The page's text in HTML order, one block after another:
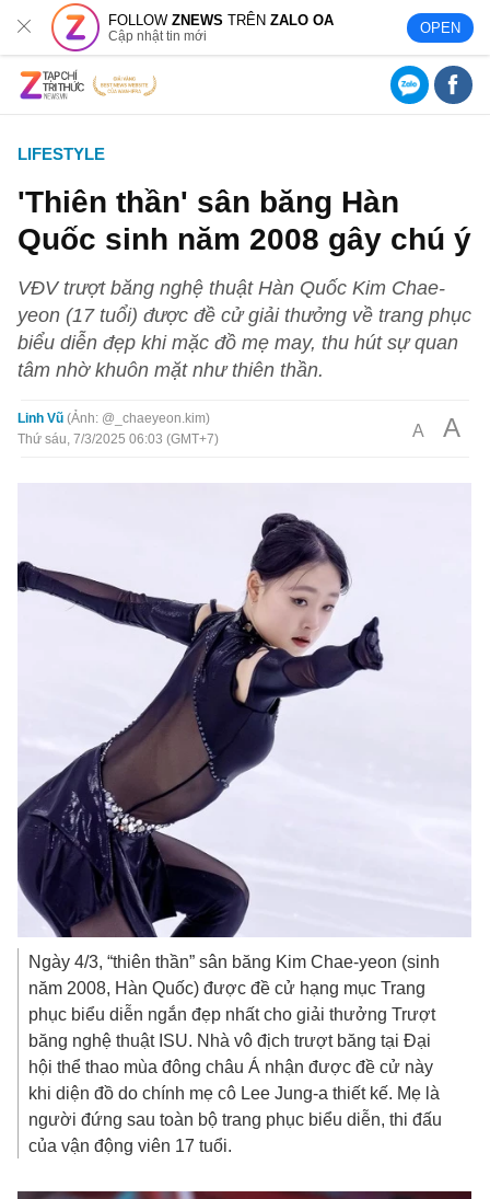
FOLLOWZNEWS TRÊNZALO OA
Cập nhật tin mới OPEN
LIFESTYLE
'Thiên thần' sân băng Hàn
Quốc sinh năm 2008 gây chú ý
VĐV trượt băng nghệ thuật Hàn Quốc Kim Chae-
yeon (17 tuổi) được đề cử giải thưởng về trang phục
biểu diễn đẹp khi mặc đồ mẹ may, thu hút sự quan
tâm nhờ khuôn mặt như thiên thần.
Linh Vũ Ảnh: @_chaeyeon.kim
Thứ sáu, 7/3/2025 06:03 (GMT+7)
A A
Ngày 4/3, “thiên thần” sân băng Kim Chae-yeon (sinh
năm 2008, Hàn Quốc) được đề cử hạng mục Trang
phục biểu diễn ngắn đẹp nhất cho giải thưởng Trượt
băng nghệ thuật ISU. Nhà vô địch trượt băng tại Đại
hội thể thao mùa đông châu Á nhận được đề cử này
khi diện đồ do chính mẹ cô Lee Jung-a thiết kế. Mẹ là
người đứng sau toàn bộ trang phục biểu diễn, thi đấu
của vận động viên 17 tuổi.